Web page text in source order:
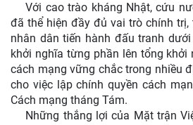
Với cao trào kháng Nhật, cứu
đã thể hiện đầy đủ vai trò chính
nhân dân tiến hành đấu tranh
khởi nghĩa từng phần lên tổng khởi
cách mạng vững chắc trong nhiều
cho việc lập chính quyền cách
Cách mạng tháng Tám.
Những thắng lợi của Mặt trận